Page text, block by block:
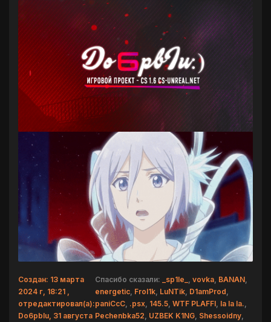
Создан: 13 марта
2024 г, 18:21 ,
отредактировал(а):
Do6pbIu, 31 августа
Спасибо сказали: _sp1le_ vovka BANAN
energetic Frol1k LuNTik D1amProd
paniCcC .psx 145.5 WTF PLAFFI la la la.
Pechenbka52 UZBEK K1NG Shessoidny